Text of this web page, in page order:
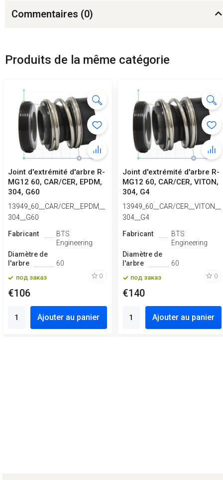
Commentaires (0)
Produits de la même catégorie
Joint d'extrémité d'arbre R-
MG12 60, CAR/CER, EPDM,
304, G60
13949_60__CAR/CER__EPDM__
304__G60
Fabricant
BTS
Engineering
Diamètre de
l'arbre
60
под заказ 0
€106
Ajouter au panier
Joint d'extrémité d'arbre R-
MG12 60, CAR/CER, VITON,
304, G4
13949_60__CAR/CER__VITON__
304__G4
Fabricant
BTS
Engineering
Diamètre de
l'arbre
60
под заказ 0
€140
Ajouter au panier